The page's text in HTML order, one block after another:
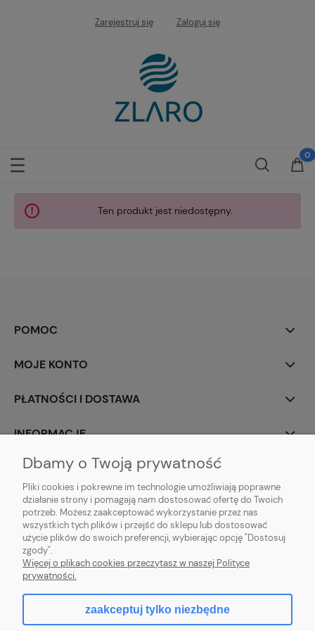
Zarejestruj się Zaloguj się
Ten produkt jest niedostępny.
POMOC
MOJE KONTO
PŁATNOŚCI I DOSTAWA
INFORMACJE
O NAS
ZLARO| ul. Fiołkowa 9, 31-457 Kraków, woj. małopolskie | E-mail:
zlaro.krakow@gmail.com
120911970
Dbamy o Twoją prywatność
Pliki cookies i pokrewne im technologie umożliwiają poprawne
działanie strony i pomagają nam dostosować ofertę do Twoich
potrzeb. Możesz zaakceptować wykorzystanie przez nas
wszystkich tych plików i przejść do sklepu lub dostosować
użycie plików do swoich preferencji, wybierając opcję "Dostosuj
zgody".
Więcej o plikach cookies przeczytasz w naszej Polityce
prywatności.
zaakceptuj tylko niezbędne